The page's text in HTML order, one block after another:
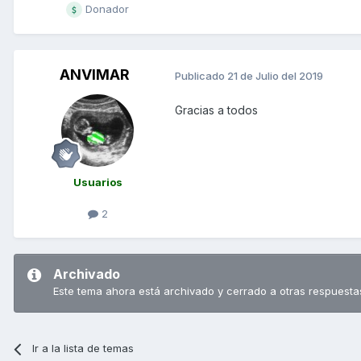
Donador
ANVIMAR
Usuarios
2
Publicado 21 de Julio del 2019
Gracias a todos
Archivado
Este tema ahora está archivado y cerrado a otras
Ir a la lista de temas